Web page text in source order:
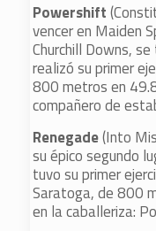
Powershift
vencer en Maiden
Churchill Downs,
realizó su primer
800 metros en
compañero de
Renegade(Into
su épico segundo
tuvo su primer
Saratoga, de 800
en la caballeriza: